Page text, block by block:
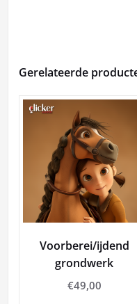
Gerelateerde
Voorberei/ijdend
grondwerk
€49,00